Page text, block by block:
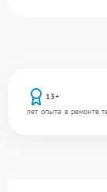
13+
лет опыта в ремонте